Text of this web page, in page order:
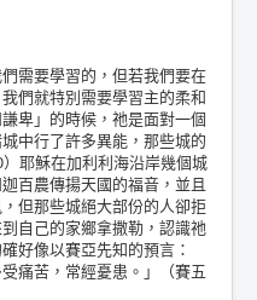
要學習的，但若我們要在
們就特別需要學習主的柔和
卑」的時候，祂是面對一個
中行了許多異能，那些城的
耶穌在加利利海沿岸幾個城
百農傳揚天國的福音，並且
但那些城絕大部份的人卻拒
自己的家鄉拿撒勒，認識祂
好像以賽亞先知的預言：
痛苦，常經憂患。」（賽五